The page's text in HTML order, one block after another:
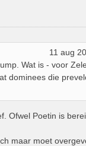
11 aug
Wat is - voor
dominees die
Ofwel Poetin is
maar moet